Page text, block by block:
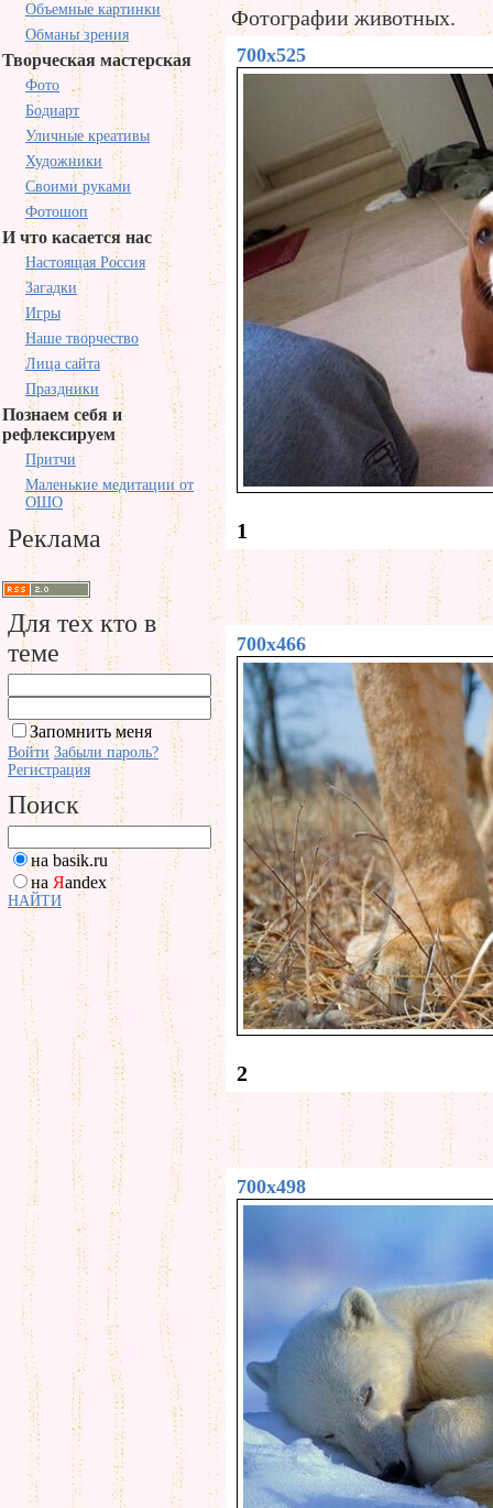
Объемные картинки
Обманы зрения
Творческая мастерская
Фото
Бодиарт
Уличные креативы
Художники
Своими руками
Фотошоп
И что касается нас
Настоящая Россия
Загадки
Игры
Наше творчество
Лица сайта
Праздники
Познаем себя и
рефлексируем
Притчи
Маленькие медитации от
ОШО
Реклама
Для тех кто в
теме
Запомнить меня
Войти Забыли пароль?
Регистрация
Поиск
на basik.ru
на Яandex
НАЙТИ
Фотографии животных.
700x525
1
700x466
2
700x498